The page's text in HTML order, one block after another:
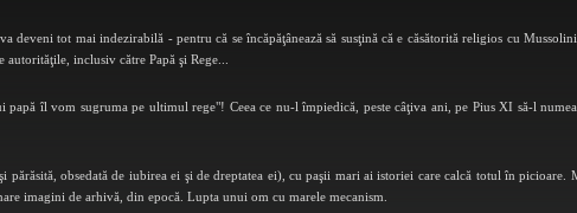
tot mai indezirabilă - pentru că se încăpăţânează să susţină că e căsătorită religios cu
inclusiv către Papă şi Rege...
îl vom sugruma pe ultimul rege"! Ceea ce nu-l împiedică, peste câţiva ani, pe Pius XI să-l
obsedată de iubirea ei şi de dreptatea ei), cu paşii mari ai istoriei care calcă totul în picioare.
imagini de arhivă, din epocă. Lupta unui om cu marele mecanism.